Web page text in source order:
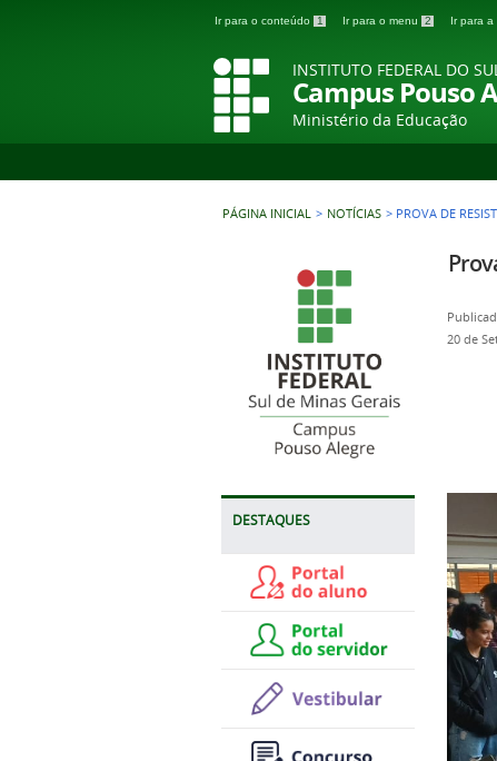
Ir para o conteúdo 1 Ir para o menu 2 Ir para a
INSTITUTO FEDERAL DO
Campus Pouso
Ministério da Educação
PÁGINA INICIAL > NOTÍCIAS > PROVA DE
DESTAQUES
20 de